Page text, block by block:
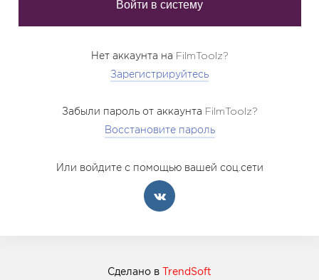
Нет аккаунта на FilmToolz?
Зарегистрируйтесь
Забыли пароль от аккаунта FilmToolz?
Восстановите пароль
Или войдите с помощью вашей соц.сети
Сделано в TrendSoft